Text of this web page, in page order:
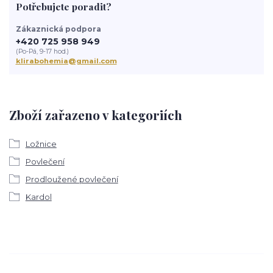
Zboží zařazeno v kategoriích
Ložnice
Povlečení
Prodloužené povlečení
Kardol
Potřebujete poradit?
Zákaznická podpora
+420 725 958 949
(Po-Pá, 9-17 hod.)
klirabohemia@gmail.com